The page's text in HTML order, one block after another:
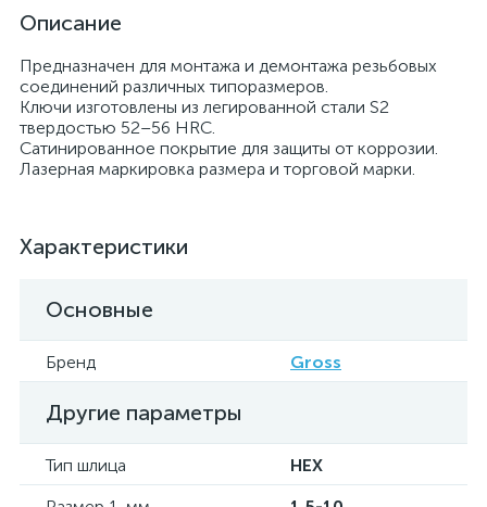
Описание
Предназначен для монтажа и демонтажа резьбовых
соединений различных типоразмеров.
Ключи изготовлены из легированной стали S2
твердостью 52–56 HRC.
Сатинированное покрытие для защиты от коррозии.
Лазерная маркировка размера и торговой марки.
Характеристики
Основные
Бренд Gross
Другие параметры
Тип шлица
HEX